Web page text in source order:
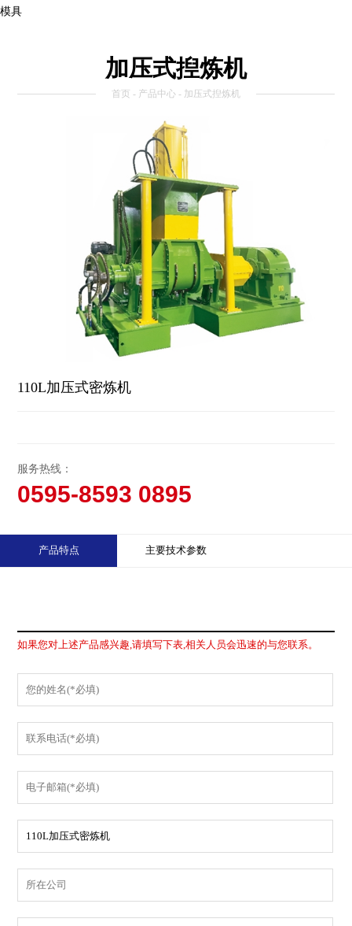
模具
加压式揑炼机
首页 - 产品中心 - 加压式揑炼机
110L加压式密炼机
服务热线：
0595-8593 0895
产品特点 主要技术参数
如果您对上述产品感兴趣,请填写下表,相关人员会迅速的与您联系。